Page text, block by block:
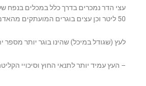
50 ליטר וכן עצים בוגרים המועתקים מהאדמה.
לעץ (שגודל במיכל) שהינו בוגר יותר מספר
– העץ עמיד יותר לתנאי החוץ וסיכויי